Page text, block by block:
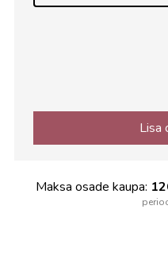
Lisa
Maksa osade kaupa: